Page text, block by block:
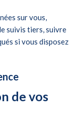
sur vous,
suivis tiers, suivre
si vous disposez
de vos